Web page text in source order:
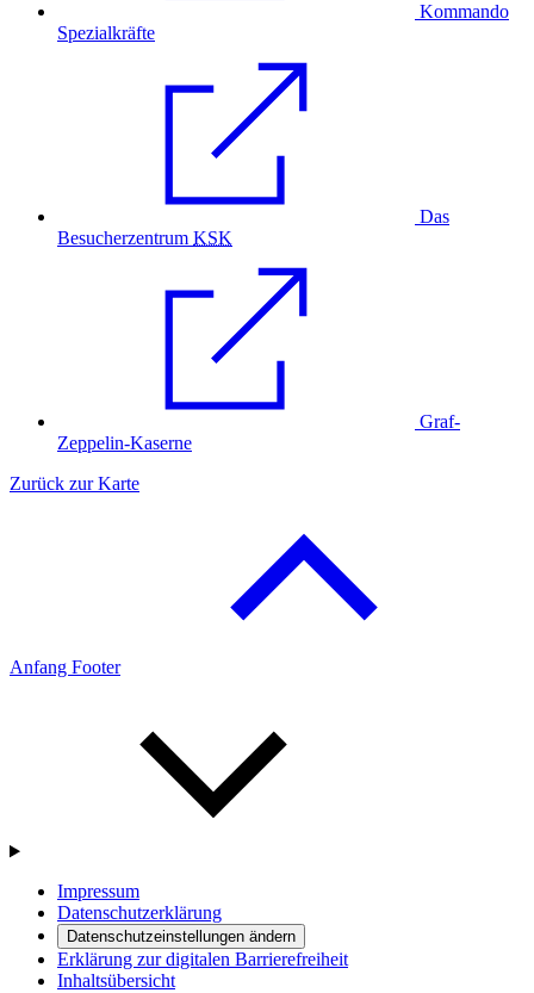
Kommando
Spezialkräfte
Das
Besucherzentrum KSK
Graf-
Zeppelin-Kaserne
Zurück zur Karte
Anfang Footer
Impressum
Datenschutzerklärung
Datenschutzeinstellungen ändern
Erklärung zur digitalen Barrierefreiheit
Inhaltsübersicht